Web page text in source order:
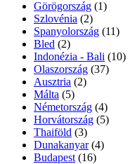
Görögország (1)
Szlovénia (2)
Spanyolország (11)
Bled (2)
Indonézia - Bali (10)
Olaszország (37)
Ausztria (2)
Málta (5)
Németország (4)
Horvátország (5)
Thaiföld (3)
Dunakanyar (4)
Budapest (16)